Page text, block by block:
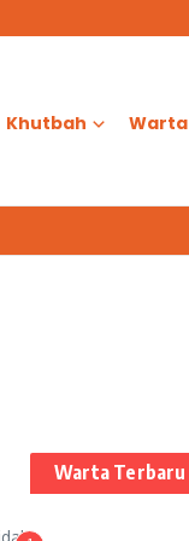
Khutbah Warta
Warta Terbaru